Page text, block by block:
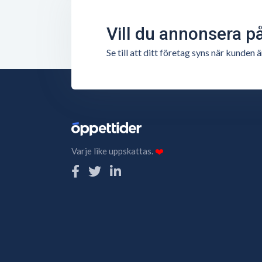
Vill du annonsera
Se till att ditt företag syns när kunden
Varje like uppskattas.❤️